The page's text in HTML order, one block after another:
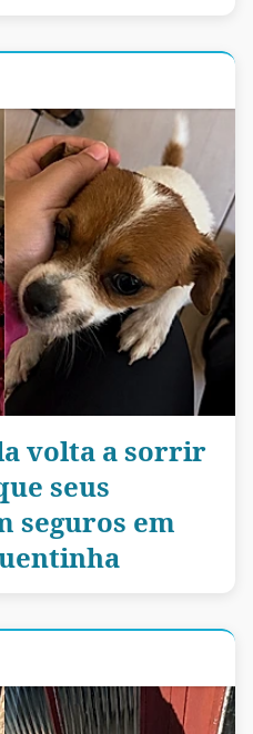
volta a sorrir
seus
seguros em